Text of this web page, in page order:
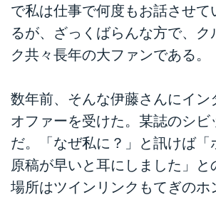
で私は仕事で何度もお話させて
るが、ざっくばらんな方で、ク
ク共々長年の大ファンである。
数年前、そんな伊藤さんにイン
オファーを受けた。某誌のシビ
だ。「なぜ私に？」と訊けば「
原稿が早いと耳にしました」と
場所はツインリンクもてぎのホ